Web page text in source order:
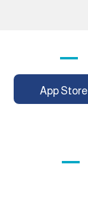
App Store